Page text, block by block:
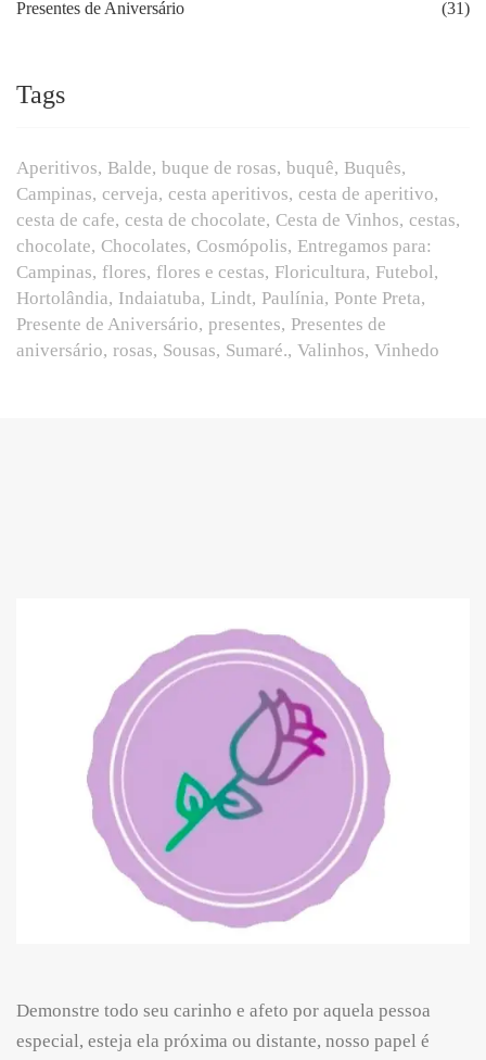
Presentes de Aniversário (31)
Tags
Aperitivos Balde buque de rosas buquê Buquês
Campinas cerveja cesta aperitivos cesta de aperitivo
cesta de cafe cesta de chocolate Cesta de Vinhos cestas
chocolate Chocolates Cosmópolis Entregamos para:
Campinas flores flores e cestas Floricultura Futebol
Hortolândia Indaiatuba Lindt Paulínia Ponte Preta
Presente de Aniversário presentes Presentes de
aniversário rosas Sousas Sumaré. Valinhos Vinhedo
Demonstre todo seu carinho e afeto por aquela pessoa
especial, esteja ela próxima ou distante, nosso papel é